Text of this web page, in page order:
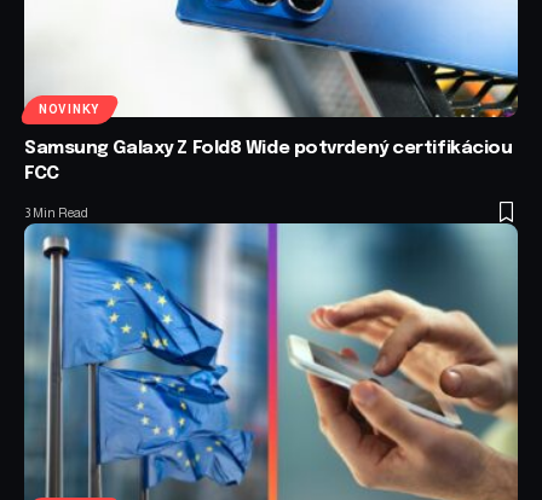
NOVINKY
Samsung Galaxy Z Fold8 Wide potvrdený certifikáciou
FCC
3 Min Read